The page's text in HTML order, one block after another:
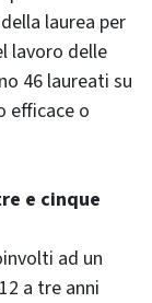
laurea per
lavoro delle
46 laureati su
efficace o
e cinque
ad un
a tre anni